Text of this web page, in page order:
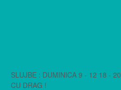
SLUJBE : DUMINICA 9 - 12 18 -
CU DRAG !